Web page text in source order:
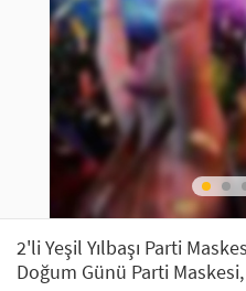
SAÇ AKSESUARLARI
GELİN / DÜĞÜN AKSESUARLARI
TELEFON ASKISI
MAKYAJ ÇANTASI
ŞAL VE FULAR
PARTİ SÜSLERİ
YILBAŞI ÜRÜNLERİ
KULLAN AT TABAK BARDAK SETİ
2'li Yeşil Yılbaşı Parti
Doğum Günü Parti